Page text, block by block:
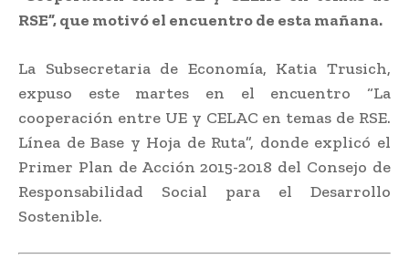
RSE”, que motivó el encuentro de esta mañana.
La Subsecretaria de Economía, Katia Trusich,
expuso este martes en el encuentro “La
cooperación entre UE y CELAC en temas de RSE.
Línea de Base y Hoja de Ruta”, donde explicó el
Primer Plan de Acción 2015-2018 del Consejo de
Responsabilidad Social para el Desarrollo
Sostenible.